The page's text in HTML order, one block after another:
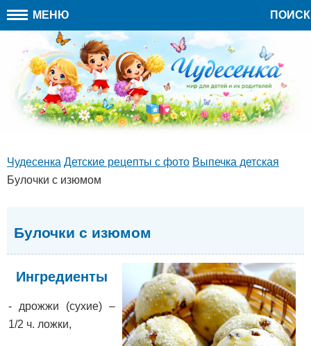
МЕНЮ ПОИСК
Чудесенка Детские рецепты с фото Выпечка детская
Булочки с изюмом
Булочки с изюмом
Ингредиенты
- дрожжи (сухие) –
1/2 ч. ложки,